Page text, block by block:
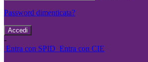
Password dimenticata?
-
Entra con SPID Entra con CIE